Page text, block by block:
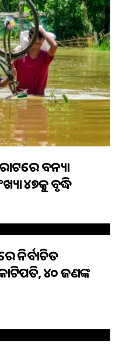
ବନ୍ୟା
୪୭କୁ ବୃଦ୍ଧି
ନିର୍ବାଚିତ
୪୦ ଜଣଙ୍କ